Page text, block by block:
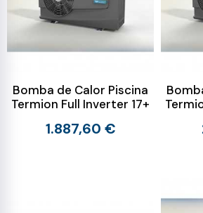
Bomba de Calor Piscina
Termion Full Inverter 17+
1.887,60 €